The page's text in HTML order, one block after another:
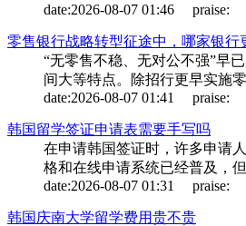
date:2026-08-07 01:46 praise:
零售银行战略转型征途中，哪家银行
“无零售不稳、无对公不强”早
间大等特点。除招行更早实施
date:2026-08-07 01:41 praise:
韩国留学签证申请表需要手写吗
在申请韩国签证时，许多申请
格和在线申请系统已经普及，
date:2026-08-07 01:31 praise:
韩国庆南大学留学费用贵不贵